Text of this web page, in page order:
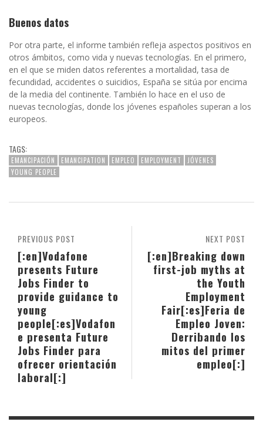
Buenos datos
Por otra parte, el informe también refleja aspectos positivos en
otros ámbitos, como vida y nuevas tecnologías. En el primero,
en el que se miden datos referentes a mortalidad, tasa de
fecundidad, accidentes o suicidios, España se sitúa por encima
de la media del continente. También lo hace en el uso de
nuevas tecnologías, donde los jóvenes españoles superan a los
europeos.
TAGS:
EMANCIPACIÓN EMANCIPATION EMPLEO EMPLOYMENT
JÓVENES
YOUNG PEOPLE
NEXT POST
[:en]Breaking down
first-job myths at
the Youth
Employment
Fair[:es]Feria de
Empleo Joven:
Derribando los
mitos del primer
empleo[:]
PREVIOUS POST
[:en]Vodafone
presents Future
Jobs Finder to
provide guidance to
young
people[:es]Vodafon
e presenta Future
Jobs Finder para
ofrecer orientación
laboral[:]